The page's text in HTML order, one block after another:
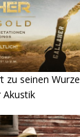
zu seinen
Akustik